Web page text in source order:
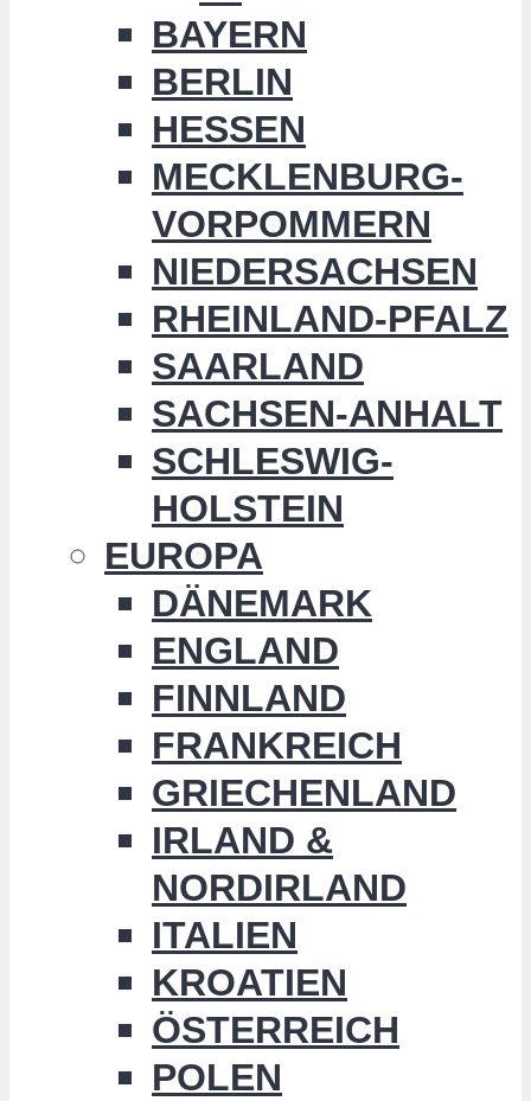
BAYERN
BERLIN
HESSEN
MECKLENBURG-
VORPOMMERN
NIEDERSACHSEN
RHEINLAND-PFALZ
SAARLAND
SACHSEN-ANHALT
SCHLESWIG-
HOLSTEIN
EUROPA
DÄNEMARK
ENGLAND
FINNLAND
FRANKREICH
GRIECHENLAND
IRLAND &
NORDIRLAND
ITALIEN
KROATIEN
ÖSTERREICH
POLEN